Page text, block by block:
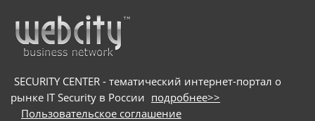
SECURITY CENTER - тематический интернет-портал о
рынке IT Security в России подробнее>>
Пользовательское соглашение